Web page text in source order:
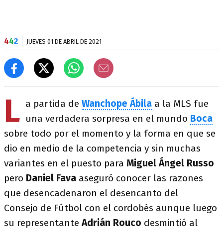
442 JUEVES 01 DE ABRIL DE 2021
L a partida de Wanchope Ábila a la MLS fue
una verdadera sorpresa en el mundo Boca
sobre todo por el momento y la forma en que se
dio en medio de la competencia y sin muchas
variantes en el puesto para Miguel Ángel Russo
pero Daniel Fava aseguró conocer las razones
que desencadenaron el desencanto del
Consejo de Fútbol con el cordobés aunque luego
su representante Adrián Rouco desmintió al